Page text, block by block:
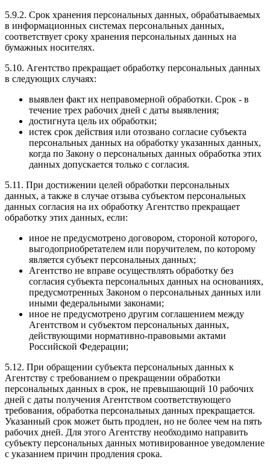
5.9.2. Срок хранения персональных данных, обрабатываемых
в информационных системах персональных данных,
соответствует сроку хранения персональных данных на
бумажных носителях.
5.10. Агентство прекращает обработку персональных данных
в следующих случаях:
выявлен факт их неправомерной обработки. Срок - в
течение трех рабочих дней с даты выявления;
достигнута цель их обработки;
истек срок действия или отозвано согласие субъекта
персональных данных на обработку указанных данных,
когда по Закону о персональных данных обработка этих
данных допускается только с согласия.
5.11. При достижении целей обработки персональных
данных, а также в случае отзыва субъектом персональных
данных согласия на их обработку Агентство прекращает
обработку этих данных, если:
иное не предусмотрено договором, стороной которого,
выгодоприобретателем или поручителем, по которому
является субъект персональных данных;
Агентство не вправе осуществлять обработку без
согласия субъекта персональных данных на основаниях,
предусмотренных Законом о персональных данных или
иными федеральными законами;
иное не предусмотрено другим соглашением между
Агентством и субъектом персональных данных,
действующими нормативно-правовыми актами
Российской Федерации;
5.12. При обращении субъекта персональных данных к
Агентству с требованием о прекращении обработки
персональных данных в срок, не превышающий 10 рабочих
дней с даты получения Агентством соответствующего
требования, обработка персональных данных прекращается.
Указанный срок может быть продлен, но не более чем на пять
рабочих дней. Для этого Агентству необходимо направить
субъекту персональных данных мотивированное уведомление
с указанием причин продления срока.